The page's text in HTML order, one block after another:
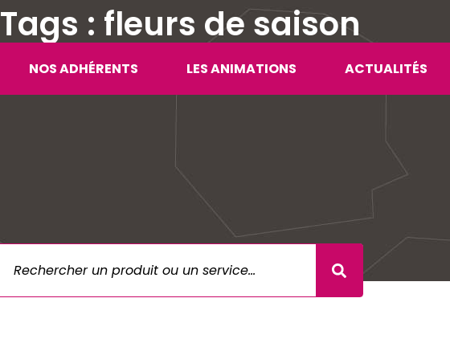
NOS ADHÉRENTS LES ANIMATIONS ACTUALITÉS
Tags : fleurs de saison